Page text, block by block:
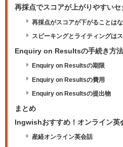
再採点でスコアが上がりやすいセ
再採点がスコアが下がることは
スピーキングとライティングは
Enquiry on Resultsの手続き方法
Enquiry on Resultsの期限
Enquiry on Resultsの費用
Enquiry on Resultsの提出物
まとめ
Ingwishおすすめ！オンライン英
産経オンライン英会話